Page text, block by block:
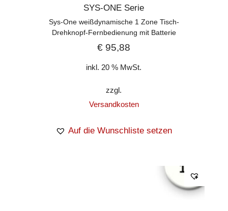
SYS-ONE Serie
Sys-One weißdynamische 1 Zone Tisch-
Drehknopf-Fernbedienung mit Batterie
€ 95,88
inkl. 20 % MwSt.
zzgl.
Versandkosten
Auf die Wunschliste setzen